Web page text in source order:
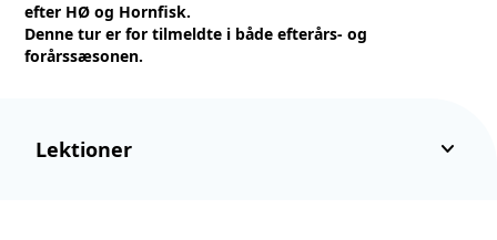
efter HØ og Hornfisk.
Denne tur er for tilmeldte i både efterårs- og
forårssæsonen.
Lektioner keyboard_arrow_down